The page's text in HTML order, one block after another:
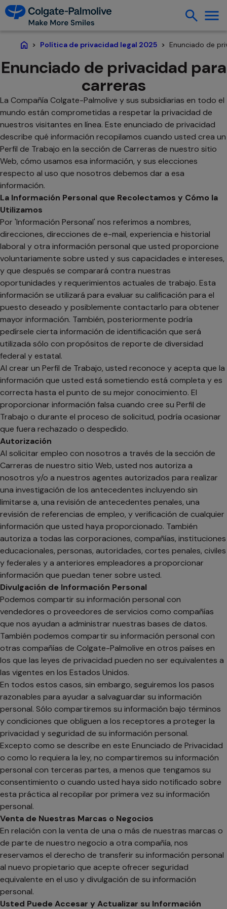
Política de privacidad legal 2025 Enunciado de
Enunciado de privacidad para
carreras
La Compañía Colgate-Palmolive y sus subsidiarias en todo el
mundo están comprometidas a respetar la privacidad de
nuestros visitantes en línea. Este enunciado de privacidad
describe qué información recopilamos cuando usted crea un
Perfil de Trabajo en la sección de Carreras de nuestro sitio
Web, cómo usamos esa información, y sus elecciones
respecto al uso que nosotros debemos dar a esa
información.
La Información Personal que Recolectamos y Cómo la
Utilizamos
Por 'Información Personal' nos referimos a nombres,
direcciones, direcciones de e-mail, experiencia e historial
laboral y otra información personal que usted proporcione
voluntariamente sobre usted y sus capacidades e intereses,
y que después se comparará contra nuestras
oportunidades y requerimientos actuales de trabajo. Esta
información se utilizará para evaluar su calificación para el
puesto deseado y posiblemente contactarlo para obtener
mayor información. También, posteriormente podría
pedírsele cierta información de identificación que será
utilizada sólo con propósitos de reporte de diversidad
federal y estatal.
Al crear un Perfil de Trabajo, usted reconoce y acepta que la
información que usted está sometiendo está completa y es
correcta hasta el punto de su mejor conocimiento. El
proporcionar información falsa cuando cree su Perfil de
Trabajo o durante el proceso de solicitud, podría ocasionar
que fuera rechazado o despedido.
Autorización
Al solicitar empleo con nosotros a través de la sección de
Carreras de nuestro sitio Web, usted nos autoriza a
nosotros y/o a nuestros agentes autorizados para realizar
una investigación de los antecedentes incluyendo sin
limitarse a, una revisión de antecedentes penales, una
revisión de referencias de empleo, y verificación de cualquier
información que usted haya proporcionado. También
autoriza a todas las corporaciones, compañías, instituciones
educacionales, personas, autoridades, cortes penales, civiles
y federales y a anteriores empleadores a proporcionar
información que puedan tener sobre usted.
Divulgación de Información Personal
Podemos compartir su información personal con
vendedores o proveedores de servicios como compañías
que nos ayudan a administrar nuestras bases de datos.
También podemos compartir su información personal con
otras compañías de Colgate-Palmolive en otros países en
los que las leyes de privacidad pueden no ser equivalentes a
las vigentes en los Estados Unidos.
En todos estos casos, sin embargo, seguiremos los pasos
razonables para ayudar a salvaguardar su información
personal. Sólo compartiremos su información bajo términos
y condiciones que obliguen a los receptores a proteger la
privacidad y seguridad de su información personal.
Excepto como se describe en este Enunciado de Privacidad
o como lo requiera la ley, no compartiremos su información
personal con terceras partes, a menos que tengamos su
consentimiento o cuando usted haya sido notificado sobre
esta práctica al recopilar por primera vez su información
personal.
Venta de Nuestras Marcas o Negocios
En relación con la venta de una o más de nuestras marcas o
de parte de nuestro negocio a otra compañía, nos
reservamos el derecho de transferir su información personal
al nuevo propietario que acepte ofrecer seguridad
equivalente en el uso y divulgación de su información
personal.
Usted Puede Accesar y Actualizar su Información